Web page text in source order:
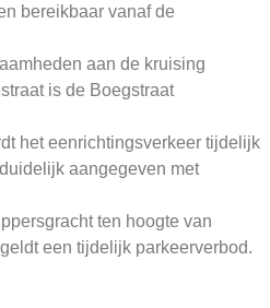
bereikbaar vanaf de
aan de kruising
is de Boegstraat
het eenrichtingsverkeer tijdelijk
aangegeven met
ten hoogte van
een tijdelijk parkeerverbod.